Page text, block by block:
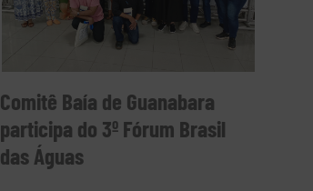
Comitê Baía de Guanabara
participa do 3º Fórum Brasil
das Águas